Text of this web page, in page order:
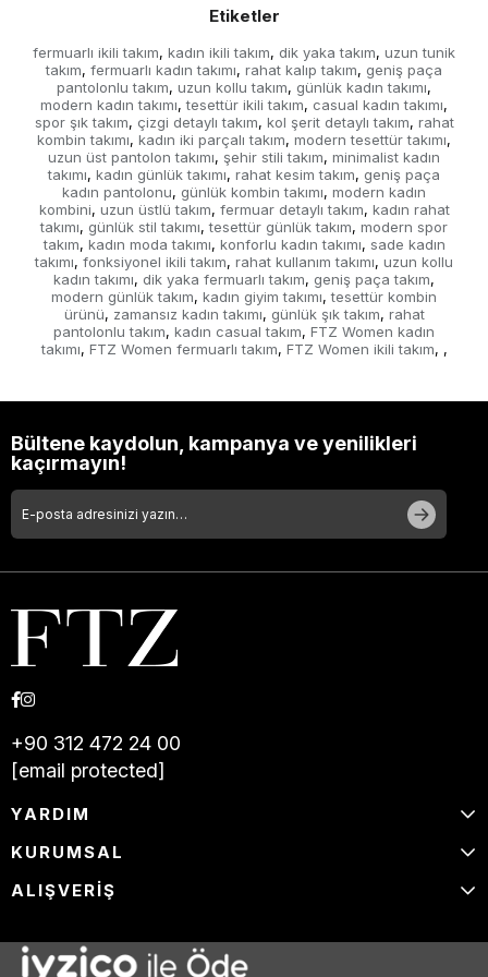
Etiketler
fermuarlı ikili takım, kadın ikili takım, dik yaka takım, uzun tunik
takım, fermuarlı kadın takımı, rahat kalıp takım, geniş paça
pantolonlu takım, uzun kollu takım, günlük kadın takımı,
modern kadın takımı, tesettür ikili takım, casual kadın takımı,
spor şık takım, çizgi detaylı takım, kol şerit detaylı takım, rahat
kombin takımı, kadın iki parçalı takım, modern tesettür takımı,
uzun üst pantolon takımı, şehir stili takım, minimalist kadın
takımı, kadın günlük takımı, rahat kesim takım, geniş paça
kadın pantolonu, günlük kombin takımı, modern kadın
kombini, uzun üstlü takım, fermuar detaylı takım, kadın rahat
takımı, günlük stil takımı, tesettür günlük takım, modern spor
takım, kadın moda takımı, konforlu kadın takımı, sade kadın
takımı, fonksiyonel ikili takım, rahat kullanım takımı, uzun kollu
kadın takımı, dik yaka fermuarlı takım, geniş paça takım,
modern günlük takım, kadın giyim takımı, tesettür kombin
ürünü, zamansız kadın takımı, günlük şık takım, rahat
pantolonlu takım, kadın casual takım, FTZ Women kadın
takımı, FTZ Women fermuarlı takım, FTZ Women ikili takım, ,
Bültene kaydolun, kampanya ve yenilikleri
kaçırmayın!
+90 312 472 24 00
[email protected]
YARDIM
KURUMSAL
ALIŞVERİŞ